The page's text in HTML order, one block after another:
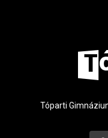
Tóparti